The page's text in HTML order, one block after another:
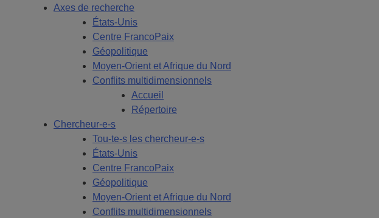
Axes de recherche
États-Unis
Centre FrancoPaix
Géopolitique
Moyen-Orient et Afrique du Nord
Conflits multidimensionnels
Accueil
Répertoire
Chercheur-e-s
Tou-te-s les chercheur-e-s
États-Unis
Centre FrancoPaix
Géopolitique
Moyen-Orient et Afrique du Nord
Conflits multidimensionnels